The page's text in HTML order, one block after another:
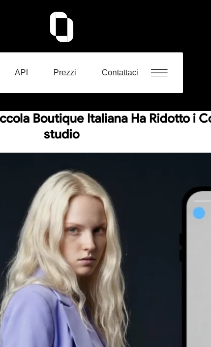
API Prezzi Contattaci
Boutique Italiana Ha Ridotto i
studio